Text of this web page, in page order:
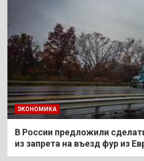
ЭКОНОМИКА
В России предложили
из запрета на въезд фур из